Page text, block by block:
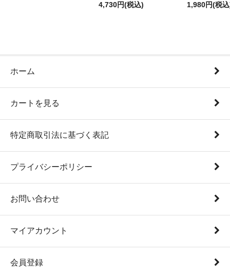
4,730円(税込)
1,980円(税
ホーム
カートを見る
特定商取引法に基づく表記
プライバシーポリシー
お問い合わせ
マイアカウント
会員登録